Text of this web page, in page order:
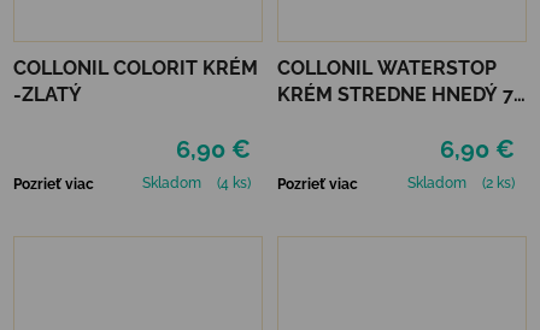
COLLONIL COLORIT KRÉM
-ZLATÝ
6,90 €
Pozrieť viac Skladom (4 ks)
COLLONIL WATERSTOP
KRÉM STREDNE HNEDÝ 75
6,90 €
Pozrieť viac Skladom (2 ks)